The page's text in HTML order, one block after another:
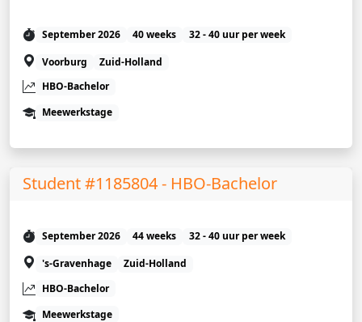
September 2026 40 weeks
32 - 40 uur per week
Voorburg
Zuid-Holland
HBO-Bachelor
Meewerkstage
Student #1185804 - HBO-Bachelor
September 2026 44 weeks
32 - 40 uur per week
's-Gravenhage
Zuid-Holland
HBO-Bachelor
Meewerkstage